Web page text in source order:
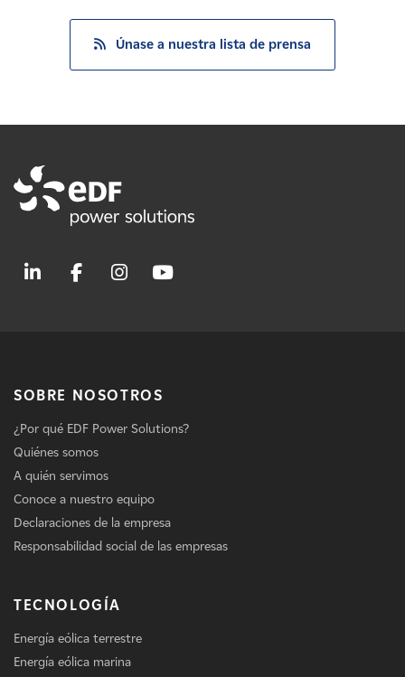
Únase a nuestra lista de prensa
SOBRE NOSOTROS
¿Por qué EDF Power Solutions?
Quiénes somos
A quién servimos
Conoce a nuestro equipo
Declaraciones de la empresa
Responsabilidad social de las empresas
TECNOLOGÍA
Energía eólica terrestre
Energía eólica marina